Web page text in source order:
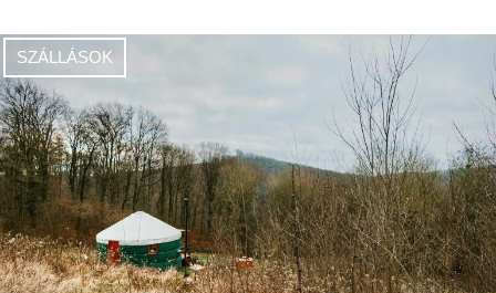
SZÁLLÁSOK